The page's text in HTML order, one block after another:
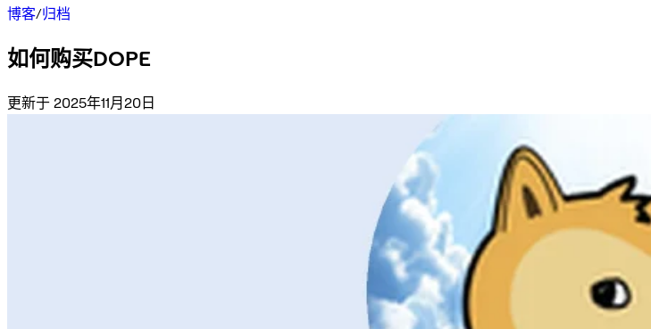
博客/归档
如何购买DOPE
更新于 2025年11月20日